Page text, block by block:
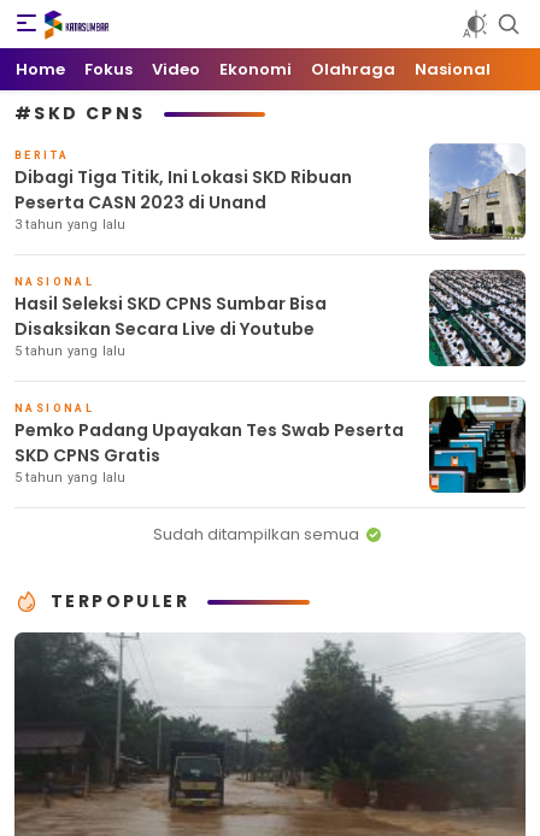
Kata Sumbar
Berita Sumbar Hari Ini
Home Fokus Video Ekonomi Olahraga Nasional
#SKD CPNS
BERITA
Dibagi Tiga Titik, Ini Lokasi SKD Ribuan
Peserta CASN 2023 di Unand
3 tahun yang lalu
NASIONAL
Hasil Seleksi SKD CPNS Sumbar Bisa
Disaksikan Secara Live di Youtube
5 tahun yang lalu
NASIONAL
Pemko Padang Upayakan Tes Swab Peserta
SKD CPNS Gratis
5 tahun yang lalu
Sudah ditampilkan semua
TERPOPULER